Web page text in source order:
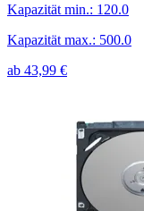
Kapazität min.: 120.0
Kapazität max.: 500.0
ab 43,99 €